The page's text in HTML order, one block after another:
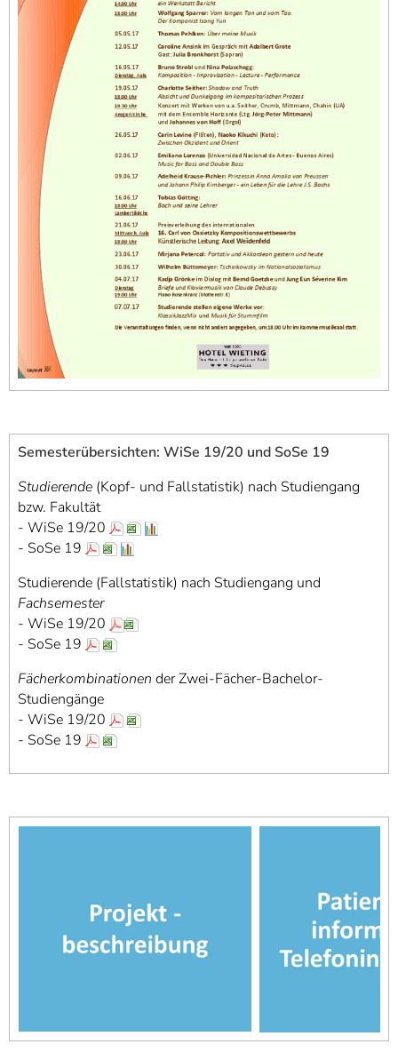
Semesterübersichten: WiSe 19/20 und SoSe 19
Studierende (Kopf- und Fallstatistik) nach Studiengang
bzw. Fakultät
- WiSe 19/20
- SoSe 19
Studierende (Fallstatistik) nach Studiengang und
Fachsemester
- WiSe 19/20
- SoSe 19
Fächerkombinationen der Zwei-Fächer-Bachelor-
Studiengänge
- WiSe 19/20
- SoSe 19